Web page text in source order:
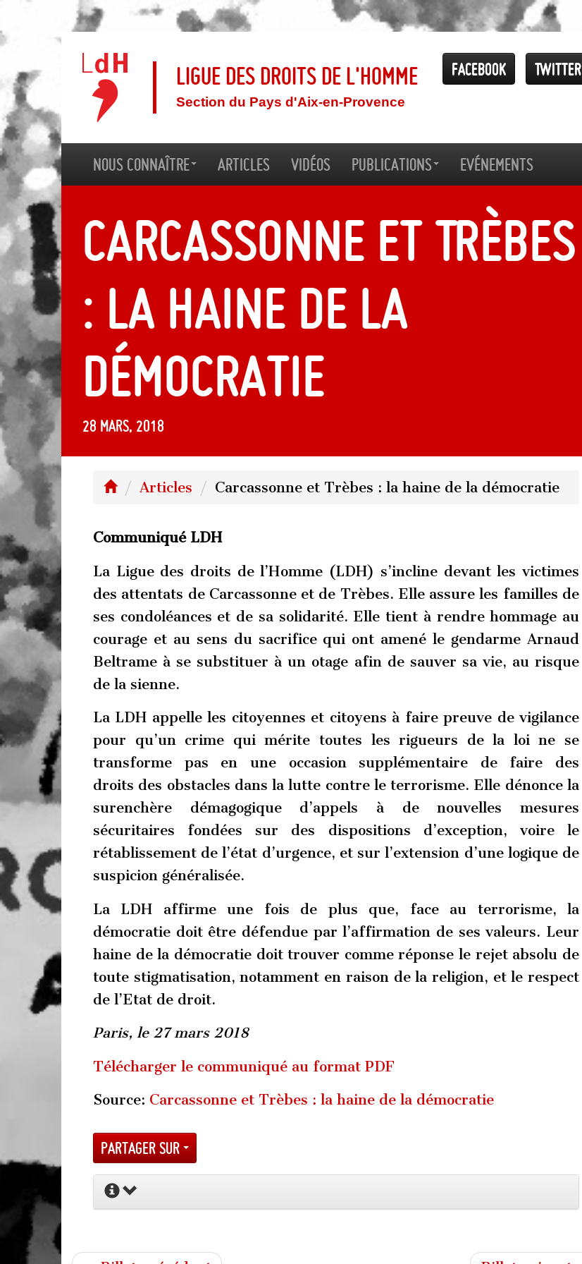
Twitter
Facebook
Ligue des droits de l'Homme
Section du Pays d'Aix-en-Provence
Nous connaître Articles Vidéos Publications Evénements
Carcassonne et Trèbes
: la haine de la
démocratie
28 mars, 2018
Articles Carcassonne et Trèbes : la haine de la démocratie
Communiqué LDH
La Ligue des droits de l’Homme (LDH) s’incline devant les victimes
des attentats de Carcassonne et de Trèbes. Elle assure les familles de
ses condoléances et de sa solidarité. Elle tient à rendre hommage au
courage et au sens du sacrifice qui ont amené le gendarme Arnaud
Beltrame à se substituer à un otage afin de sauver sa vie, au risque
de la sienne.
La LDH appelle les citoyennes et citoyens à faire preuve de vigilance
pour qu’un crime qui mérite toutes les rigueurs de la loi ne se
transforme pas en une occasion supplémentaire de faire des
droits des obstacles dans la lutte contre le terrorisme. Elle dénonce la
surenchère démagogique d’appels à de nouvelles mesures
sécuritaires fondées sur des dispositions d’exception, voire le
rétablissement de l’état d’urgence, et sur l’extension d’une logique de
suspicion généralisée.
La LDH affirme une fois de plus que, face au terrorisme, la
démocratie doit être défendue par l’affirmation de ses valeurs. Leur
haine de la démocratie doit trouver comme réponse le rejet absolu de
toute stigmatisation, notamment en raison de la religion, et le respect
de l’Etat de droit.
Paris, le 27 mars 2018
Télécharger le communiqué au format PDF
Source: Carcassonne et Trèbes : la haine de la démocratie
Partager sur